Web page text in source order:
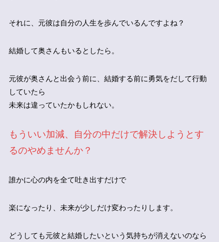
それに、元彼は自分の人生を歩んでいるんですよね？
結婚して奥さんもいるとしたら。
元彼が奥さんと出会う前に、結婚する前に勇気をだして行動
していたら
未来は違っていたかもしれない。
もういい加減、自分の中だけで解決しようとす
るのやめませんか？
誰かに心の内を全て吐き出すだけで
楽になったり、未来が少しだけ変わったりします。
どうしても元彼と結婚したいという気持ちが消えないのなら